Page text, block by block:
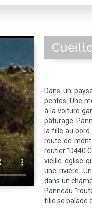
Dans un
pentes. Une
à la voiture
pâturage.
la fille au bord
route de
routier "D440
vieille église
une rivière.
dans un
Panneau
fille se balade